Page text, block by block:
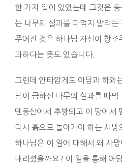
한 가지 일이 있었는데 그것은
는 나무의 실과를 따먹지 말라는
주어진 것은 하나님 자신이 창
과하다는 뜻도 있습니다.
그런데 안타깝게도 아담과 하와
님이 금하신 나무의 실과를 따먹
덴동산에서 추방되고 이 땅에서
다시 흙으로 돌아가야 하는 사망
하나님은 이 일에 대해서 왜 사
내리셨을까요? 이 일을 통해 아